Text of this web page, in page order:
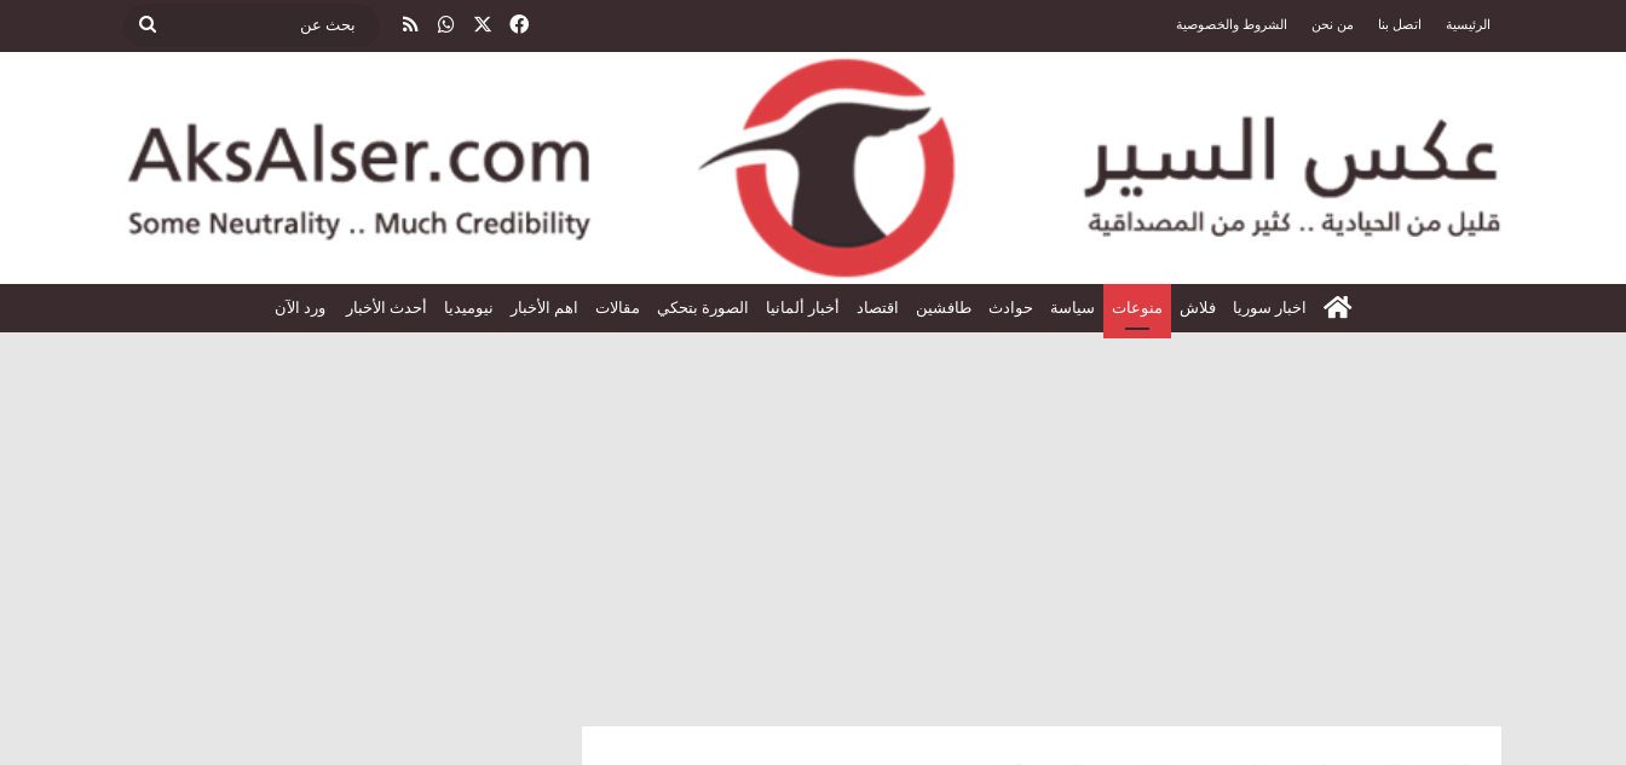
الرئيسية اتصل بنا من نحن الشروط والخصوصية فيسبوك واتسابملخص الموقع RSS بحث
الرئيسية
اخبار سوريا فلاش منوعات سياسة حوادث طافشين اقتصاد أخبار ألمانيا الصورة بتحكي مقالات اهم الأخبار نيوميديا أحدث الأخبار ورد الآن